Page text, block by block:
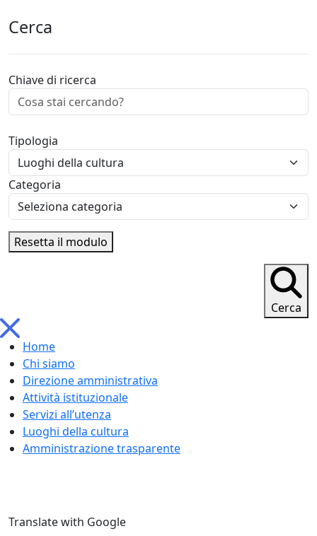
Cerca
Chiave di ricerca
Tipologia
Categoria
Resetta il modulo
Cerca
Home
Chi siamo
Direzione amministrativa
Attività istituzionale
Servizi all’utenza
Luoghi della cultura
Amministrazione trasparente
SkipTranslate with Google